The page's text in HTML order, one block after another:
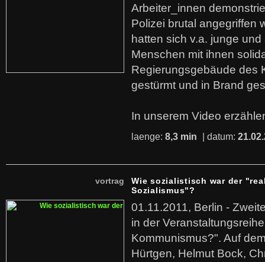
Arbeiter_innen
Polizei brutal angegriffen
hatten sich v.a. junge
Menschen mit ihnen
Regierungsgebäude des
gestürmt und in Brand
In unserem Video
laenge: 8,3 min | datum:
vortrag
Wie sozialistisch war der
Sozialismus"?
01.11.2011, Berlin -
in der
Kommunismus?". Auf
Hürtgen, Helmut Bock,